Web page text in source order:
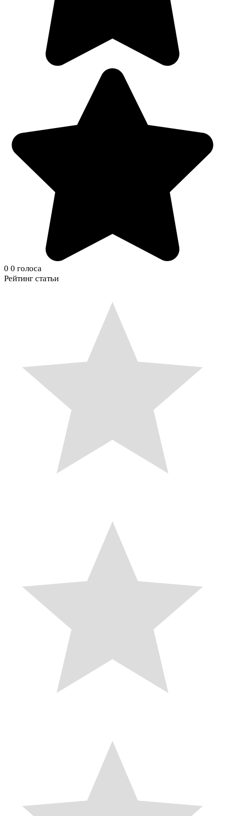
0 0 голоса
Рейтинг статьи